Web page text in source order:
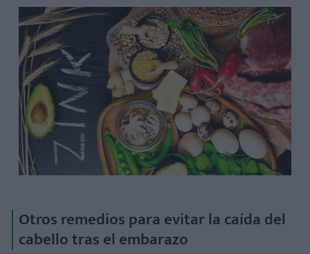
Otros remedios para evitar la caída del
cabello tras el embarazo